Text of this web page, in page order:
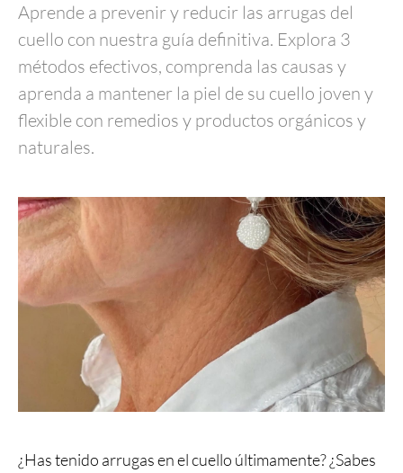
Aprende a prevenir y reducir las arrugas del
cuello con nuestra guía definitiva. Explora 3
métodos efectivos, comprenda las causas y
aprenda a mantener la piel de su cuello joven y
flexible con remedios y productos orgánicos y
naturales.
¿Has tenido arrugas en el cuello últimamente? ¿Sabes